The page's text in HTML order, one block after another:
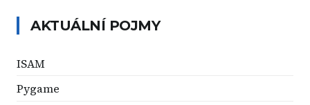
AKTUÁLNÍ POJMY
ISAM
Pygame